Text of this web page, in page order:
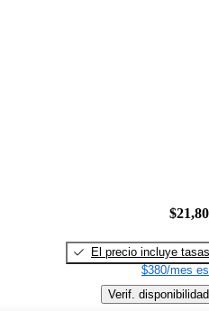
El precio incluye tasas
$380/mes
Verif. disponibilidad